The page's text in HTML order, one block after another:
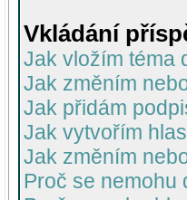
Vkládání
Jak vložím téma
Jak změním
Jak přidám
Jak vytvořím
Jak změním
Proč se nemohu